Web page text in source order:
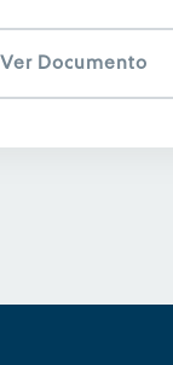
Ver Documento